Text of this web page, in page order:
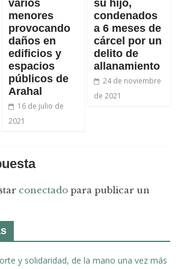
varios
menores
provocando
daños en
edificios y
espacios
públicos de
Arahal
16 de julio de
2021
su hijo,
condenados
a 6 meses de
cárcel por un
delito de
allanamiento
24 de noviembre
de 2021
conectado para publicar un
y solidaridad, de la mano una vez más